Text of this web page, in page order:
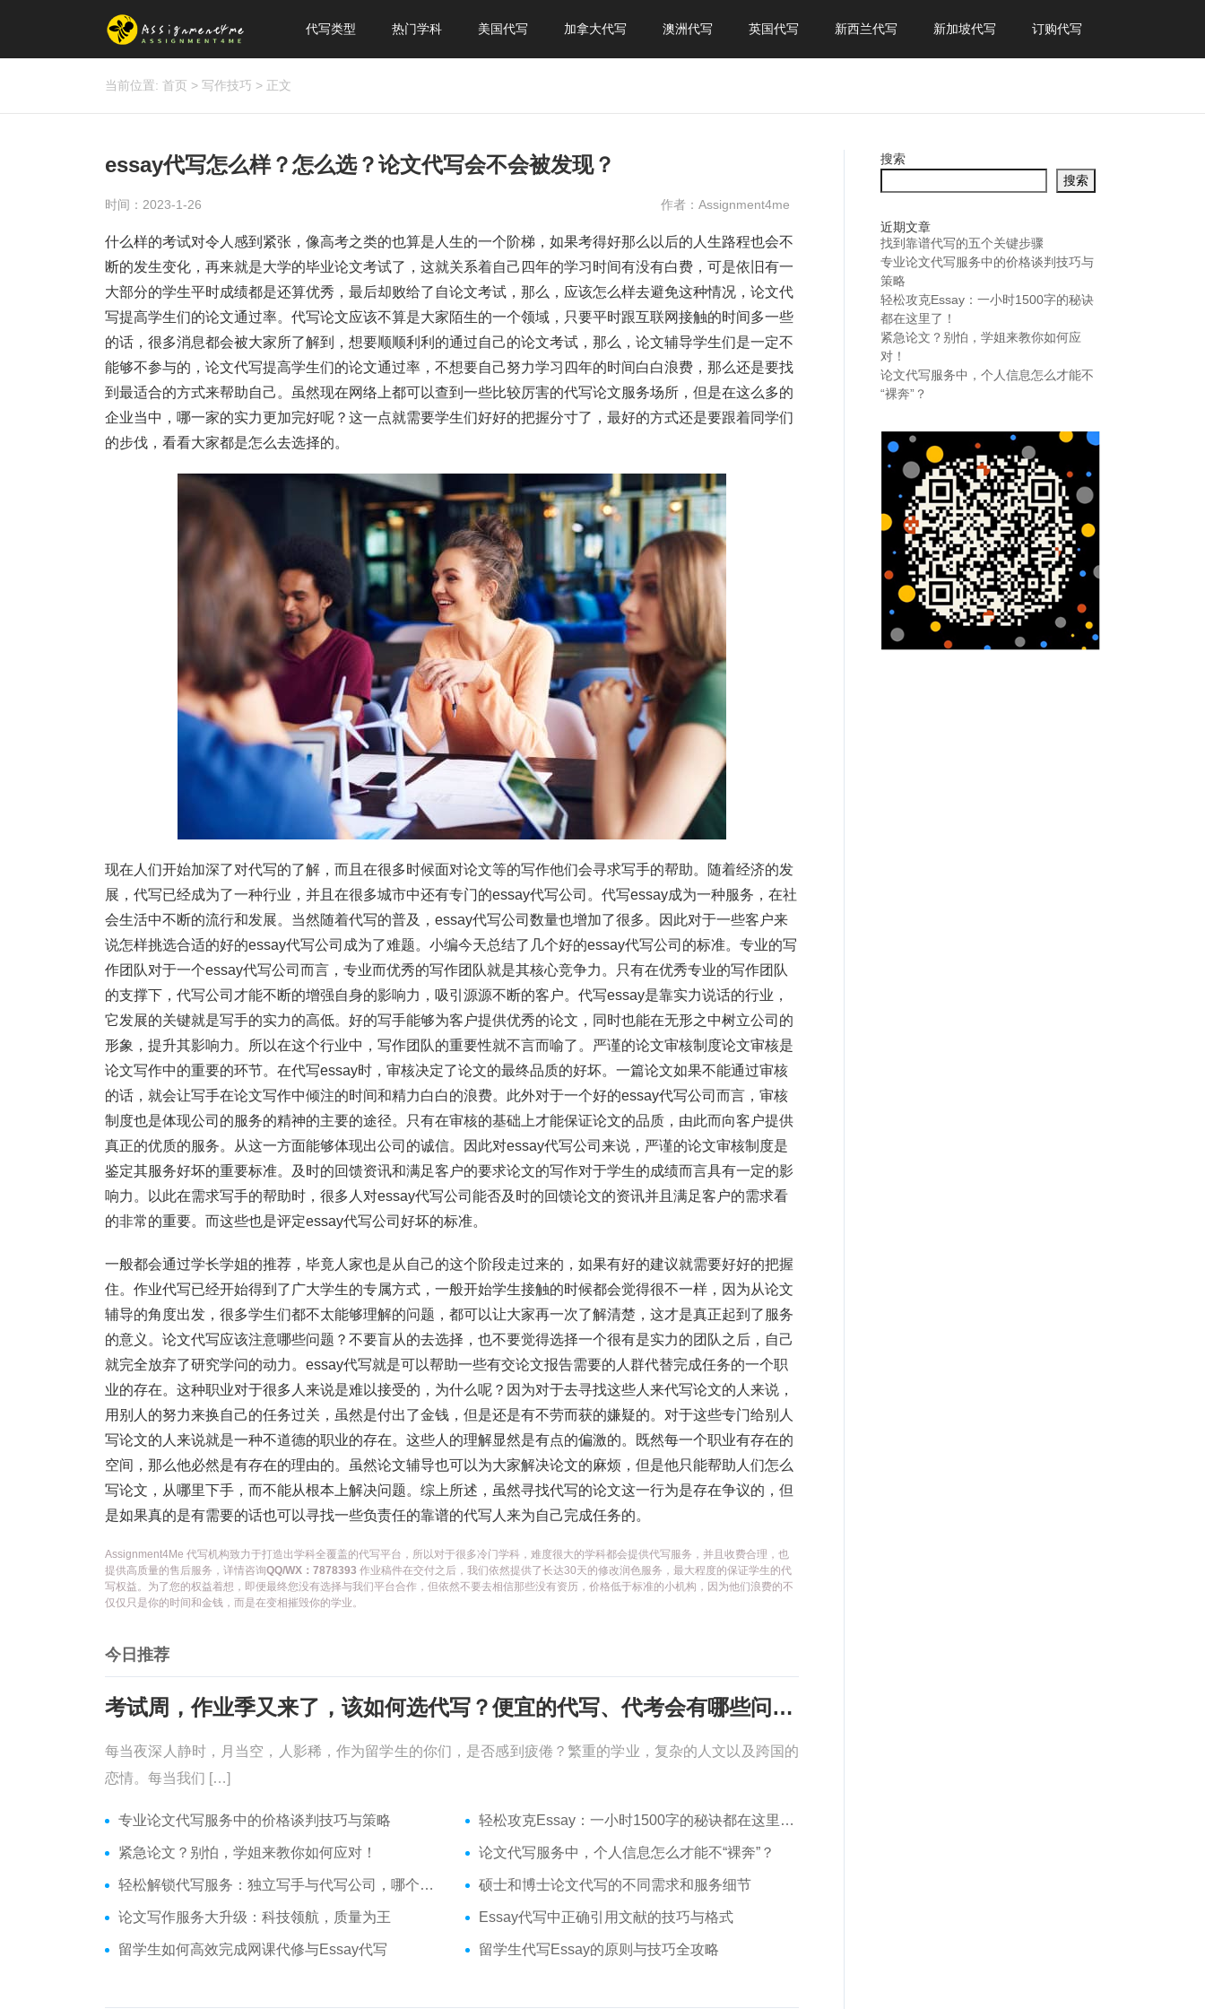
代写类型 热门学科 美国代写 加拿大代写 澳洲代写 英国代写 新西兰代写 新加坡代写 订购代写
当前位置: 首页 > 写作技巧 > 正文
essay代写怎么样？怎么选？论文代写会不会被发现？
时间：2023-1-26 作者：Assignment4me
什么样的考试对令人感到紧张，像高考之类的也算是人生的一个阶梯，如果考得好那么以后的人生路程也会不
断的发生变化，再来就是大学的毕业论文考试了，这就关系着自己四年的学习时间有没有白费，可是依旧有一
大部分的学生平时成绩都是还算优秀，最后却败给了自论文考试，那么，应该怎么样去避免这种情况，论文代
写提高学生们的论文通过率。代写论文应该不算是大家陌生的一个领域，只要平时跟互联网接触的时间多一些
的话，很多消息都会被大家所了解到，想要顺顺利利的通过自己的论文考试，那么，论文辅导学生们是一定不
能够不参与的，论文代写提高学生们的论文通过率，不想要自己努力学习四年的时间白白浪费，那么还是要找
到最适合的方式来帮助自己。虽然现在网络上都可以查到一些比较厉害的代写论文服务场所，但是在这么多的
企业当中，哪一家的实力更加完好呢？这一点就需要学生们好好的把握分寸了，最好的方式还是要跟着同学们
的步伐，看看大家都是怎么去选择的。
现在人们开始加深了对代写的了解，而且在很多时候面对论文等的写作他们会寻求写手的帮助。随着经济的发
展，代写已经成为了一种行业，并且在很多城市中还有专门的essay代写公司。代写essay成为一种服务，在社
会生活中不断的流行和发展。当然随着代写的普及，essay代写公司数量也增加了很多。因此对于一些客户来
说怎样挑选合适的好的essay代写公司成为了难题。小编今天总结了几个好的essay代写公司的标准。专业的写
作团队对于一个essay代写公司而言，专业而优秀的写作团队就是其核心竞争力。只有在优秀专业的写作团队
的支撑下，代写公司才能不断的增强自身的影响力，吸引源源不断的客户。代写essay是靠实力说话的行业，
它发展的关键就是写手的实力的高低。好的写手能够为客户提供优秀的论文，同时也能在无形之中树立公司的
形象，提升其影响力。所以在这个行业中，写作团队的重要性就不言而喻了。严谨的论文审核制度论文审核是
论文写作中的重要的环节。在代写essay时，审核决定了论文的最终品质的好坏。一篇论文如果不能通过审核
的话，就会让写手在论文写作中倾注的时间和精力白白的浪费。此外对于一个好的essay代写公司而言，审核
制度也是体现公司的服务的精神的主要的途径。只有在审核的基础上才能保证论文的品质，由此而向客户提供
真正的优质的服务。从这一方面能够体现出公司的诚信。因此对essay代写公司来说，严谨的论文审核制度是
鉴定其服务好坏的重要标准。及时的回馈资讯和满足客户的要求论文的写作对于学生的成绩而言具有一定的影
响力。以此在需求写手的帮助时，很多人对essay代写公司能否及时的回馈论文的资讯并且满足客户的需求看
的非常的重要。而这些也是评定essay代写公司好坏的标准。
一般都会通过学长学姐的推荐，毕竟人家也是从自己的这个阶段走过来的，如果有好的建议就需要好好的把握
住。作业代写已经开始得到了广大学生的专属方式，一般开始学生接触的时候都会觉得很不一样，因为从论文
辅导的角度出发，很多学生们都不太能够理解的问题，都可以让大家再一次了解清楚，这才是真正起到了服务
的意义。论文代写应该注意哪些问题？不要盲从的去选择，也不要觉得选择一个很有是实力的团队之后，自己
就完全放弃了研究学问的动力。essay代写就是可以帮助一些有交论文报告需要的人群代替完成任务的一个职
业的存在。这种职业对于很多人来说是难以接受的，为什么呢？因为对于去寻找这些人来代写论文的人来说，
用别人的努力来换自己的任务过关，虽然是付出了金钱，但是还是有不劳而获的嫌疑的。对于这些专门给别人
写论文的人来说就是一种不道德的职业的存在。这些人的理解显然是有点的偏激的。既然每一个职业有存在的
空间，那么他必然是有存在的理由的。虽然论文辅导也可以为大家解决论文的麻烦，但是他只能帮助人们怎么
写论文，从哪里下手，而不能从根本上解决问题。综上所述，虽然寻找代写的论文这一行为是存在争议的，但
是如果真的是有需要的话也可以寻找一些负责任的靠谱的代写人来为自己完成任务的。
Assignment4Me 代写机构致力于打造出学科全覆盖的代写平台，所以对于很多冷门学科，难度很大的学科都会提供代写服务，并且收费合理，也
提供高质量的售后服务，详情咨询QQ/WX：7878393 作业稿件在交付之后，我们依然提供了长达30天的修改润色服务，最大程度的保证学生的代
写权益。为了您的权益着想，即便最终您没有选择与我们平台合作，但依然不要去相信那些没有资历，价格低于标准的小机构，因为他们浪费的不
仅仅只是你的时间和金钱，而是在变相摧毁你的学业。
今日推荐
考试周，作业季又来了，该如何选代写？便宜的代写、代考会有哪些问题？
每当夜深人静时，月当空，人影稀，作为留学生的你们，是否感到疲倦？繁重的学业，复杂的人文以及跨国的
恋情。每当我们 […]
专业论文代写服务中的价格谈判技巧与策略 轻松攻克Essay：一小时1500字的秘诀都在这里了！
紧急论文？别怕，学姐来教你如何应对！ 论文代写服务中，个人信息怎么才能不“裸奔”？
轻松解锁代写服务：独立写手与代写公司，哪个更适合你？ 硕士和博士论文代写的不同需求和服务细节
论文写作服务大升级：科技领航，质量为王 Essay代写中正确引用文献的技巧与格式
留学生如何高效完成网课代修与Essay代写 留学生代写Essay的原则与技巧全攻略
搜索
搜索
近期文章
找到靠谱代写的五个关键步骤
专业论文代写服务中的价格谈判技巧与
策略
轻松攻克Essay：一小时1500字的秘诀
都在这里了！
紧急论文？别怕，学姐来教你如何应
对！
论文代写服务中，个人信息怎么才能不
“裸奔”？